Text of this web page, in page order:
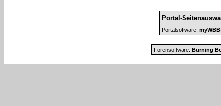
Portal-
Portalsoftware:
Forensoftware: Burning